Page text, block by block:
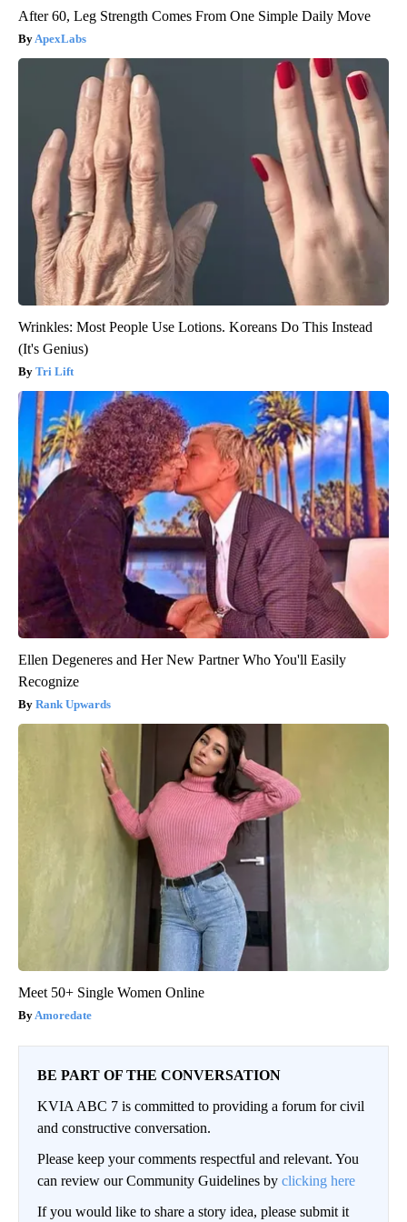
After 60, Leg Strength Comes From One Simple Daily Move
ApexLabs
Wrinkles: Most People Use Lotions. Koreans Do This Instead
(It's Genius)
Tri Lift
Ellen Degeneres and Her New Partner Who You'll Easily
Recognize
Rank Upwards
Meet 50+ Single Women Online
Amoredate
BE PART OF THE CONVERSATION
KVIA ABC 7 is committed to providing a forum for civil
and constructive conversation.
Please keep your comments respectful and relevant. You
can review our Community Guidelines by clicking here
If you would like to share a story idea, please submit it